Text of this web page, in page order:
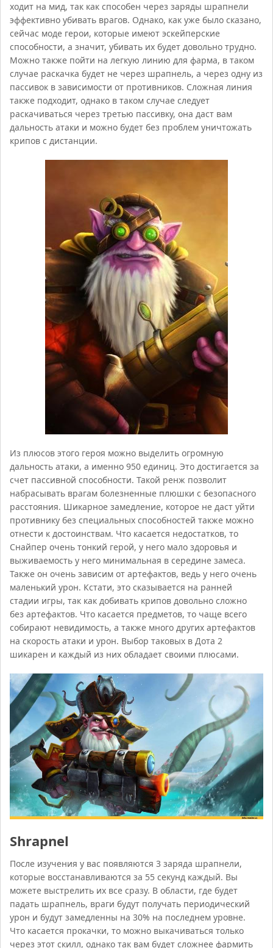
ходит на мид, так как способен через заряды шрапнели
эффективно убивать врагов. Однако, как уже было сказано,
сейчас моде герои, которые имеют эскейперские
способности, а значит, убивать их будет довольно трудно.
Можно также пойти на легкую линию для фарма, в таком
случае раскачка будет не через шрапнель, а через одну из
пассивок в зависимости от противников. Сложная линия
также подходит, однако в таком случае следует
раскачиваться через третью пассивку, она даст вам
дальность атаки и можно будет без проблем уничтожать
крипов с дистанции.
Из плюсов этого героя можно выделить огромную
дальность атаки, а именно 950 единиц. Это достигается за
счет пассивной способности. Такой ренж позволит
набрасывать врагам болезненные плюшки с безопасного
расстояния. Шикарное замедление, которое не даст уйти
противнику без специальных способностей также можно
отнести к достоинствам. Что касается недостатков, то
Снайпер очень тонкий герой, у него мало здоровья и
выживаемость у него минимальная в середине замеса.
Также он очень зависим от артефактов, ведь у него очень
маленький урон. Кстати, это сказывается на ранней
стадии игры, так как добивать крипов довольно сложно
без артефактов. Что касается предметов, то чаще всего
собирают невидимость, а также много других артефактов
на скорость атаки и урон. Выбор таковых в Дота 2
шикарен и каждый из них обладает своими плюсами.
Shrapnel
После изучения у вас появляются 3 заряда шрапнели,
которые восстанавливаются за 55 секунд каждый. Вы
можете выстрелить их все сразу. В области, где будет
падать шрапнель, враги будут получать периодический
урон и будут замедленны на 30% на последнем уровне.
Что касается прокачки, то можно выкачиваться только
через этот скилл, однако так вам будет сложнее фармить